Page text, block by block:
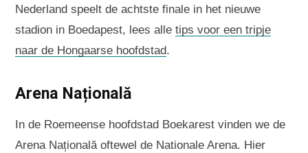
Nederland speelt de achtste finale in het nieuwe
stadion in Boedapest, lees alle tips voor een tripje
naar de Hongaarse hoofdstad.
Arena Națională
In de Roemeense hoofdstad Boekarest vinden we de
Arena Națională oftewel de Nationale Arena. Hier